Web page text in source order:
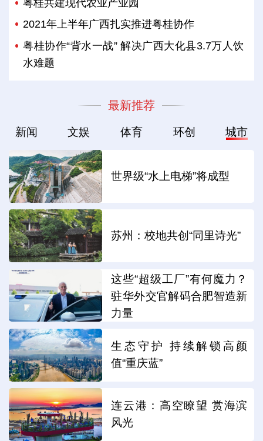
粤桂共建现代农业产业园
2021年上半年广西扎实推进粤桂协作
粤桂协作“背水一战” 解决广西大化县3.7万人饮
水难题
最新推荐
新闻 文娱 体育 环创 城市
世界级“水上电梯”将成型
苏州：校地共创“同里诗光”
这些“超级工厂”有何魔力？
驻华外交官解码合肥智造新
力量
生态守护 持续解锁高颜
值“重庆蓝”
连云港：高空瞭望 赏海滨
风光